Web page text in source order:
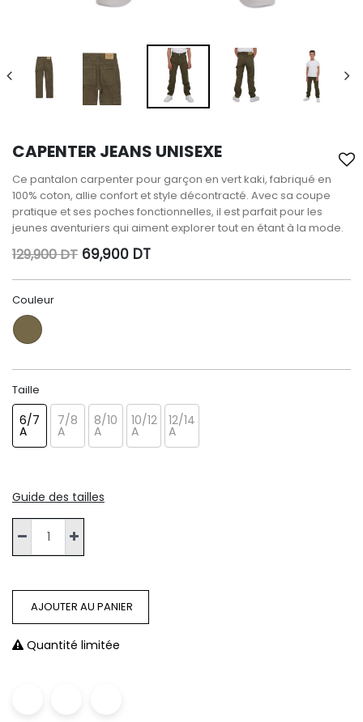
CAPENTER JEANS UNISEXE
Ce pantalon carpenter pour garçon en vert kaki, fabriqué en
100% coton, allie confort et style décontracté. Avec sa coupe
pratique et ses poches fonctionnelles, il est parfait pour les
jeunes aventuriers qui aiment explorer tout en étant à la mode.
129,900DT 69,900 DT
Couleur
Taille
6/7
A
7/8
A
8/10
A
10/12
A
12/14
A
Guide des tailles
AJOUTER AU PANIER
Quantité limitée